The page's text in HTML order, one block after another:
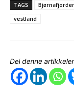
TAGS
vestland
Del denne